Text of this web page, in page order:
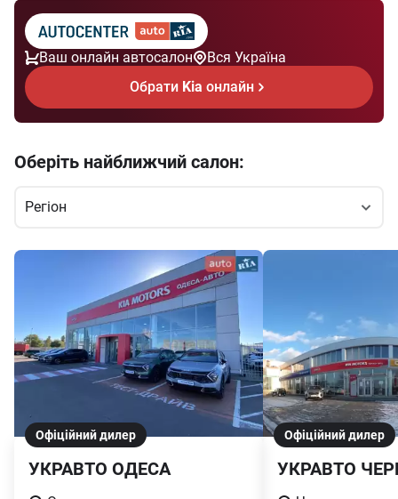
Ваш онлайн автосалон
Вся Україна
Обрати Kia онлайн
Оберіть найближчий салон:
Офіційний дилер
УКРАВТО ОДЕСА
Офіційний дилер
УКРАВТО